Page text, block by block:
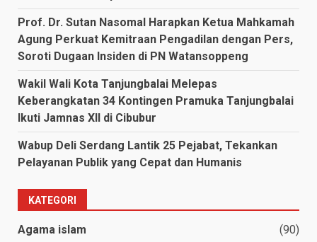
Prof. Dr. Sutan Nasomal Harapkan Ketua Mahkamah
Agung Perkuat Kemitraan Pengadilan dengan Pers,
Soroti Dugaan Insiden di PN Watansoppeng
Wakil Wali Kota Tanjungbalai Melepas
Keberangkatan 34 Kontingen Pramuka Tanjungbalai
Ikuti Jamnas XII di Cibubur
Wabup Deli Serdang Lantik 25 Pejabat, Tekankan
Pelayanan Publik yang Cepat dan Humanis
KATEGORI
Agama islam (90)